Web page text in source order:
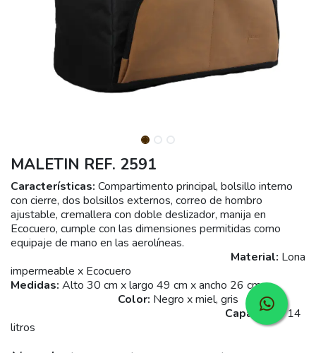
MALETIN REF. 2591
Características: Compartimento principal, bolsillo interno
con cierre, dos bolsillos externos, correo de hombro
ajustable, cremallera con doble deslizador, manija en
Ecocuero, cumple con las dimensiones permitidas como
equipaje de mano en las aerolíneas.
Material: Lona
impermeable x Ecocuero
Medidas: Alto 30 cm x largo 49 cm x ancho 26 cm
Color: Negro x miel, gris
Capacidad:14
litros